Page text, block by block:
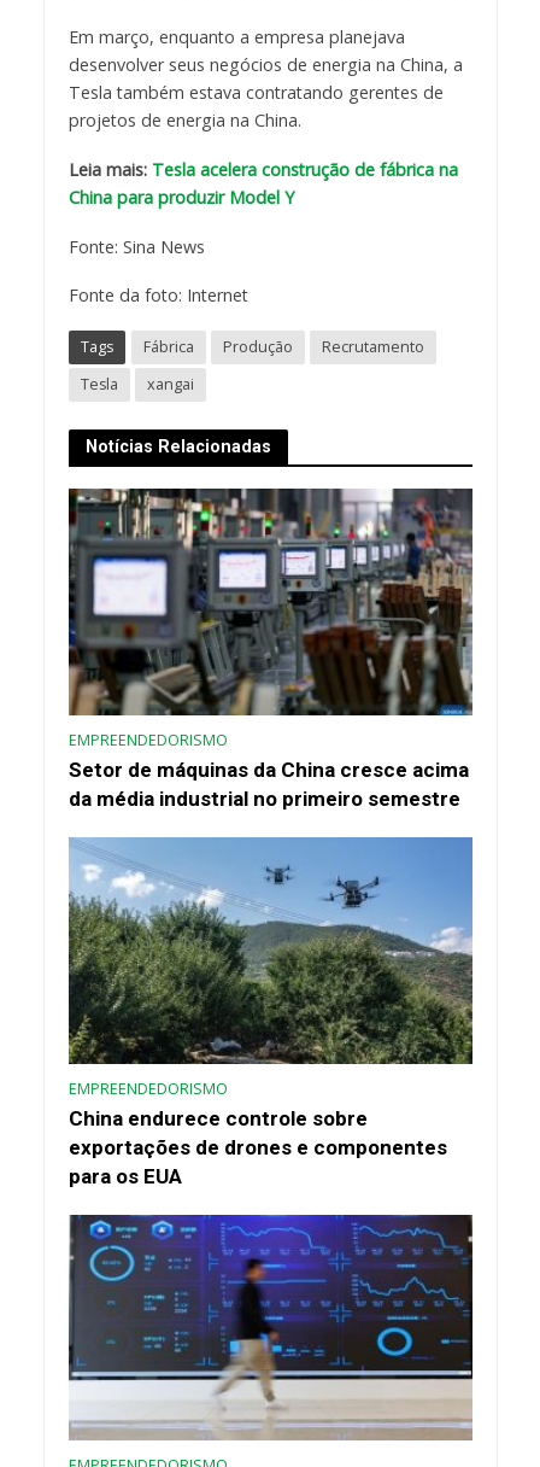
Em março, enquanto a empresa planejava
desenvolver seus negócios de energia na China, a
Tesla também estava contratando gerentes de
projetos de energia na China.
Leia mais: Tesla acelera construção de fábrica na
China para produzir Model Y
Fonte: Sina News
Fonte da foto: Internet
Tags Fábrica Produção
Recrutamento
Tesla
xangai
Notícias Relacionadas
EMPREENDEDORISMO
Setor de máquinas da China cresce acima
da média industrial no primeiro semestre
EMPREENDEDORISMO
China endurece controle sobre
exportações de drones e componentes
para os EUA